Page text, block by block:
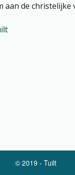
aan de
© 2019 - Tuilt